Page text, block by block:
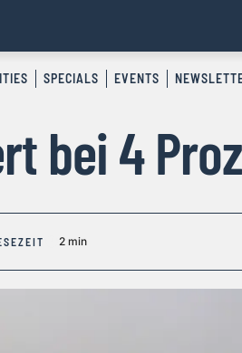
SPECIALS EVENTS
bei 4
2 min